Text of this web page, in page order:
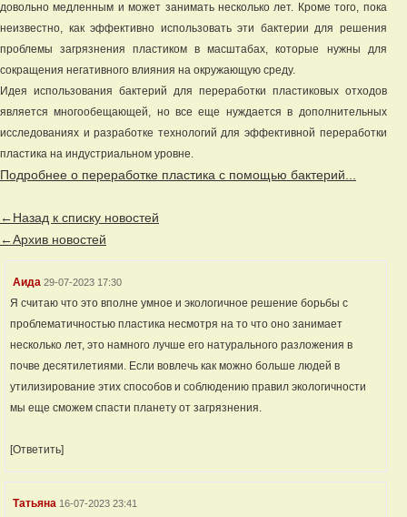
довольно медленным и может занимать несколько лет. Кроме того, пока
неизвестно, как эффективно использовать эти бактерии для решения
проблемы загрязнения пластиком в масштабах, которые нужны для
сокращения негативного влияния на окружающую среду.
Идея использования бактерий для переработки пластиковых отходов
является многообещающей, но все еще нуждается в дополнительных
исследованиях и разработке технологий для эффективной переработки
пластика на индустриальном уровне.
Подробнее о переработке пластика с помощью бактерий...
←Назад к списку новостей
←Архив новостей
Аида 29-07-2023 17:30
Я считаю что это вполне умное и экологичное решение борьбы с
проблематичностью пластика несмотря на то что оно занимает
несколько лет, это намного лучше его натурального разложения в
почве десятилетиями. Если вовлечь как можно больше людей в
утилизирование этих способов и соблюдению правил экологичности
мы еще сможем спасти планету от загрязнения.
[Ответить]
Татьяна 16-07-2023 23:41